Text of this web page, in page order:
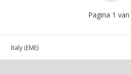
Pagina 1 van
in Italy (EME)